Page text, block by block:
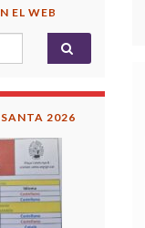
EL WEB
2026